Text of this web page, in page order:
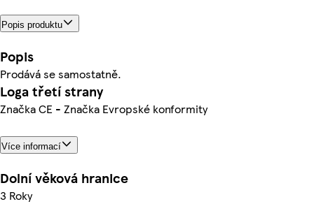
Popis produktu
Popis
Prodává se samostatně.
Loga třetí strany
Značka CE - Značka Evropské konformity
Více informací
Dolní věková hranice
3 Roky